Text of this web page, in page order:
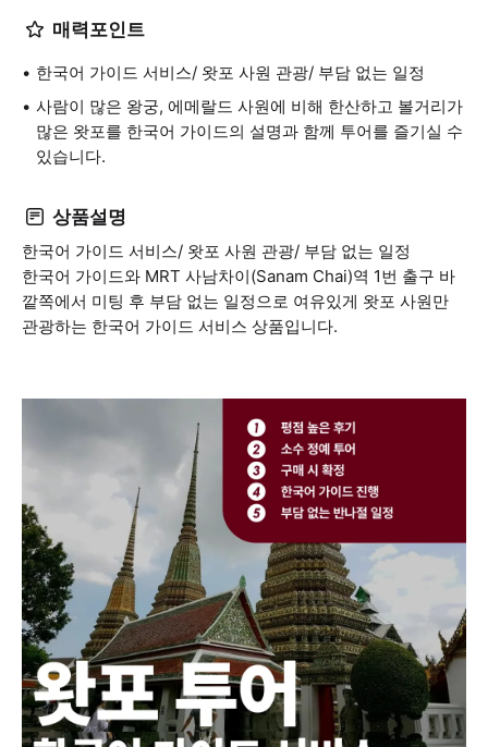
매력포인트
한국어 가이드 서비스/ 왓포 사원 관광/ 부담 없는 일정
사람이 많은 왕궁, 에메랄드 사원에 비해 한산하고 볼거리가
많은 왓포를 한국어 가이드의 설명과 함께 투어를 즐기실 수
있습니다.
상품설명
한국어 가이드 서비스/ 왓포 사원 관광/ 부담 없는 일정
한국어 가이드와 MRT 사남차이(Sanam Chai)역 1번 출구 바
깥쪽에서 미팅 후 부담 없는 일정으로 여유있게 왓포 사원만
관광하는 한국어 가이드 서비스 상품입니다.